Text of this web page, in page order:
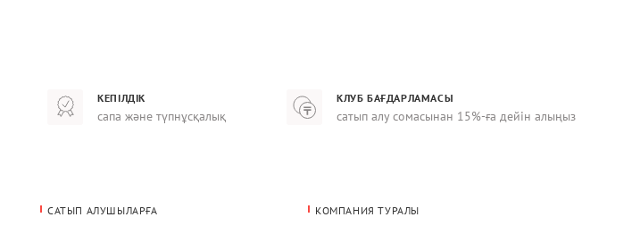
КЕПІЛДІК
сапа және түпнұсқалық
КЛУБ БАҒДАРЛАМАСЫ
сатып алу сомасынан 15%-ға дейін алыңыз
САТЫП АЛУШЫЛАРҒА КОМПАНИЯ ТУРАЛЫ